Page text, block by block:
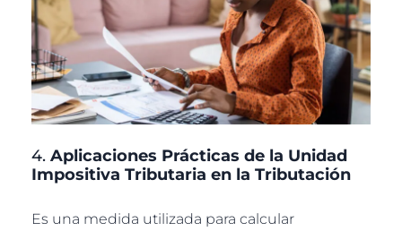
4. Aplicaciones Prácticas de la Unidad
Impositiva Tributaria en la Tributación
Es una medida utilizada para calcular